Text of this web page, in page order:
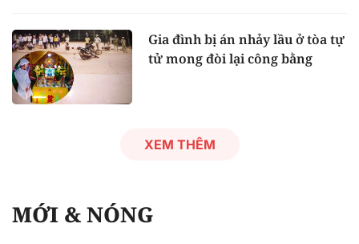
Gia đình bị án nhảy lầu ở tòa tự
tử mong đòi lại công bằng
XEM THÊM
MỚI & NÓNG